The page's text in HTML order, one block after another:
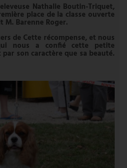
Nathalie Boutin-Triquet,
place de la classe ouverte
M. Barenne Roger.
de Cette récompense, et nous
nous a confié cette petite
son caractère que sa beauté.